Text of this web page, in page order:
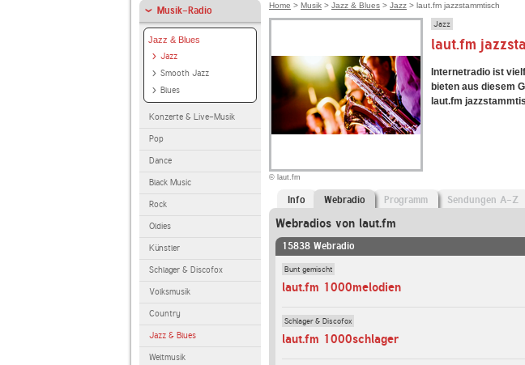
Musik-Radio
Jazz & Blues
Jazz
Smooth Jazz
Blues
Konzerte & Live-Musik
Pop
Dance
Black Music
Rock
Oldies
Künstler
Schlager & Discofox
Volksmusik
Country
Jazz & Blues
Weltmusik
Home > Musik > Jazz & Blues > Jazz > laut.fm jazzstammtisch
© laut.fm
Jazz
laut.fm
Internetradio ist
bieten aus diesem
laut.fm
Info Webradio Programm Sendungen A-Z
Webradios von laut.fm
15838 Webradio
Bunt gemischt
laut.fm 1000melodien
Schlager & Discofox
laut.fm 1000schlager